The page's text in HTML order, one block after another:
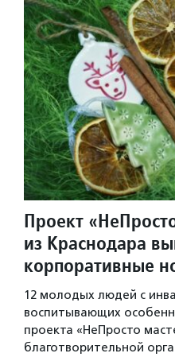
Проект
из Краснодара
корпоративные
12 молодых людей с
воспитывающих
проекта «НеПросто
благотворительной